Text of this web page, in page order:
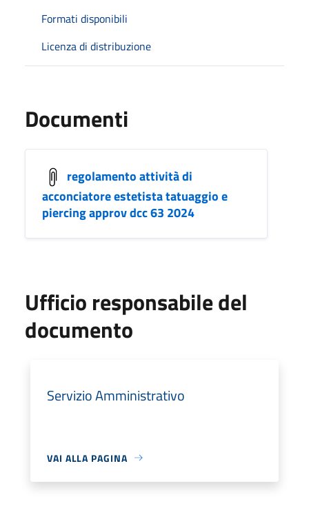
Formati disponibili
Licenza di distribuzione
Documenti
regolamento attività di
acconciatore estetista tatuaggio e
piercing approv dcc 63 2024
Ufficio responsabile del
documento
Servizio Amministrativo
VAI ALLA PAGINA